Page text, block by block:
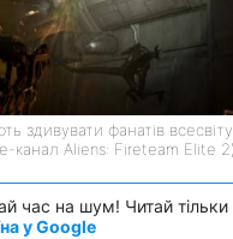
здивувати фанатів
канал Aliens: Fireteam Elite 2)
час на шум! Читай тільки
у Google